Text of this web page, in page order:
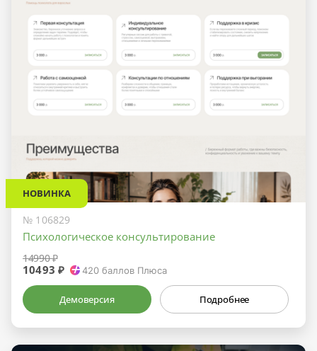
НОВИНКА
№ 106829
Психологическое консультирование
14990 ₽
10493 ₽ 420 баллов Плюса
Демоверсия Подробнее